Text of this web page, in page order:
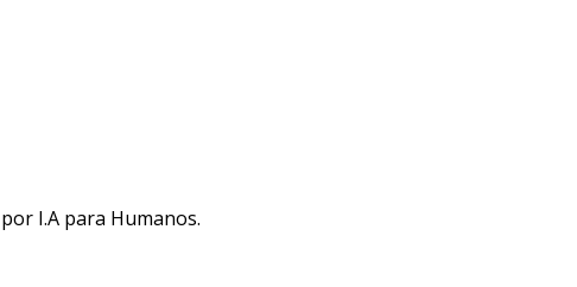
I.A para Humanos.